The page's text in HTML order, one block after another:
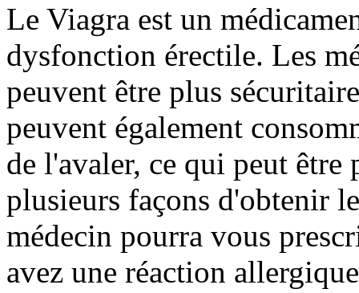
Le Viagra est un
dysfonction érectile. Les
peuvent être plus
peuvent également
de l'avaler, ce qui peut
plusieurs façons d'obtenir
médecin pourra vous
avez une réaction